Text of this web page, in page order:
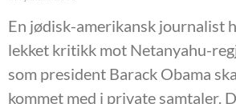
En jødisk-amerikansk journalist
lekket kritikk mot Netanyahu-
som president Barack Obama
kommet med i private samtaler.